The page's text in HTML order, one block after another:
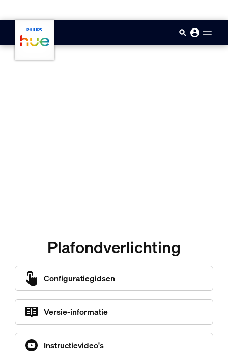
Plafondverlichting
Configuratiegidsen
Versie-informatie
Instructievideo's